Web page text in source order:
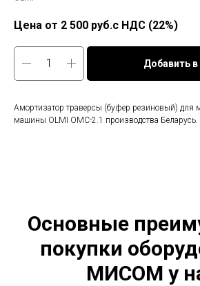
2 500 руб.с НДС (22%)
Добавить в
Амортизатор траверсы (буфер резиновый) для
машины OLMI ОМС-2.1 производства Беларусь.
Основные
покупки
МИСОМ у